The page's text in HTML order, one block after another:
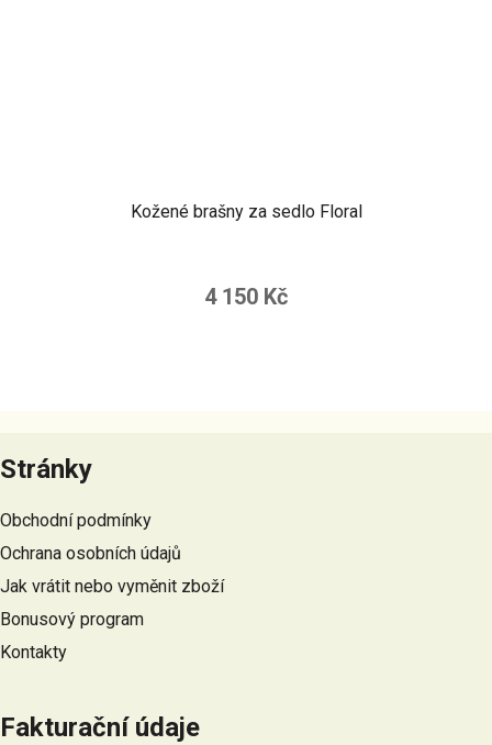
Kožené brašny za sedlo Floral
4 150 Kč
á
p
a
í
Stránky
Obchodní podmínky
Ochrana osobních údajů
Jak vrátit nebo vyměnit zboží
Bonusový program
Kontakty
Fakturační údaje